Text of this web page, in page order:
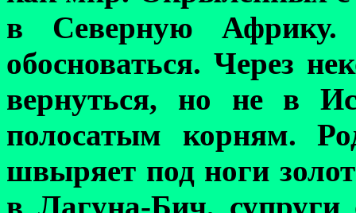
в Северную
обосноваться. Через
вернуться, но не в
полосатым корням.
швыряет под ноги
в Лагуна-Бич, супруги